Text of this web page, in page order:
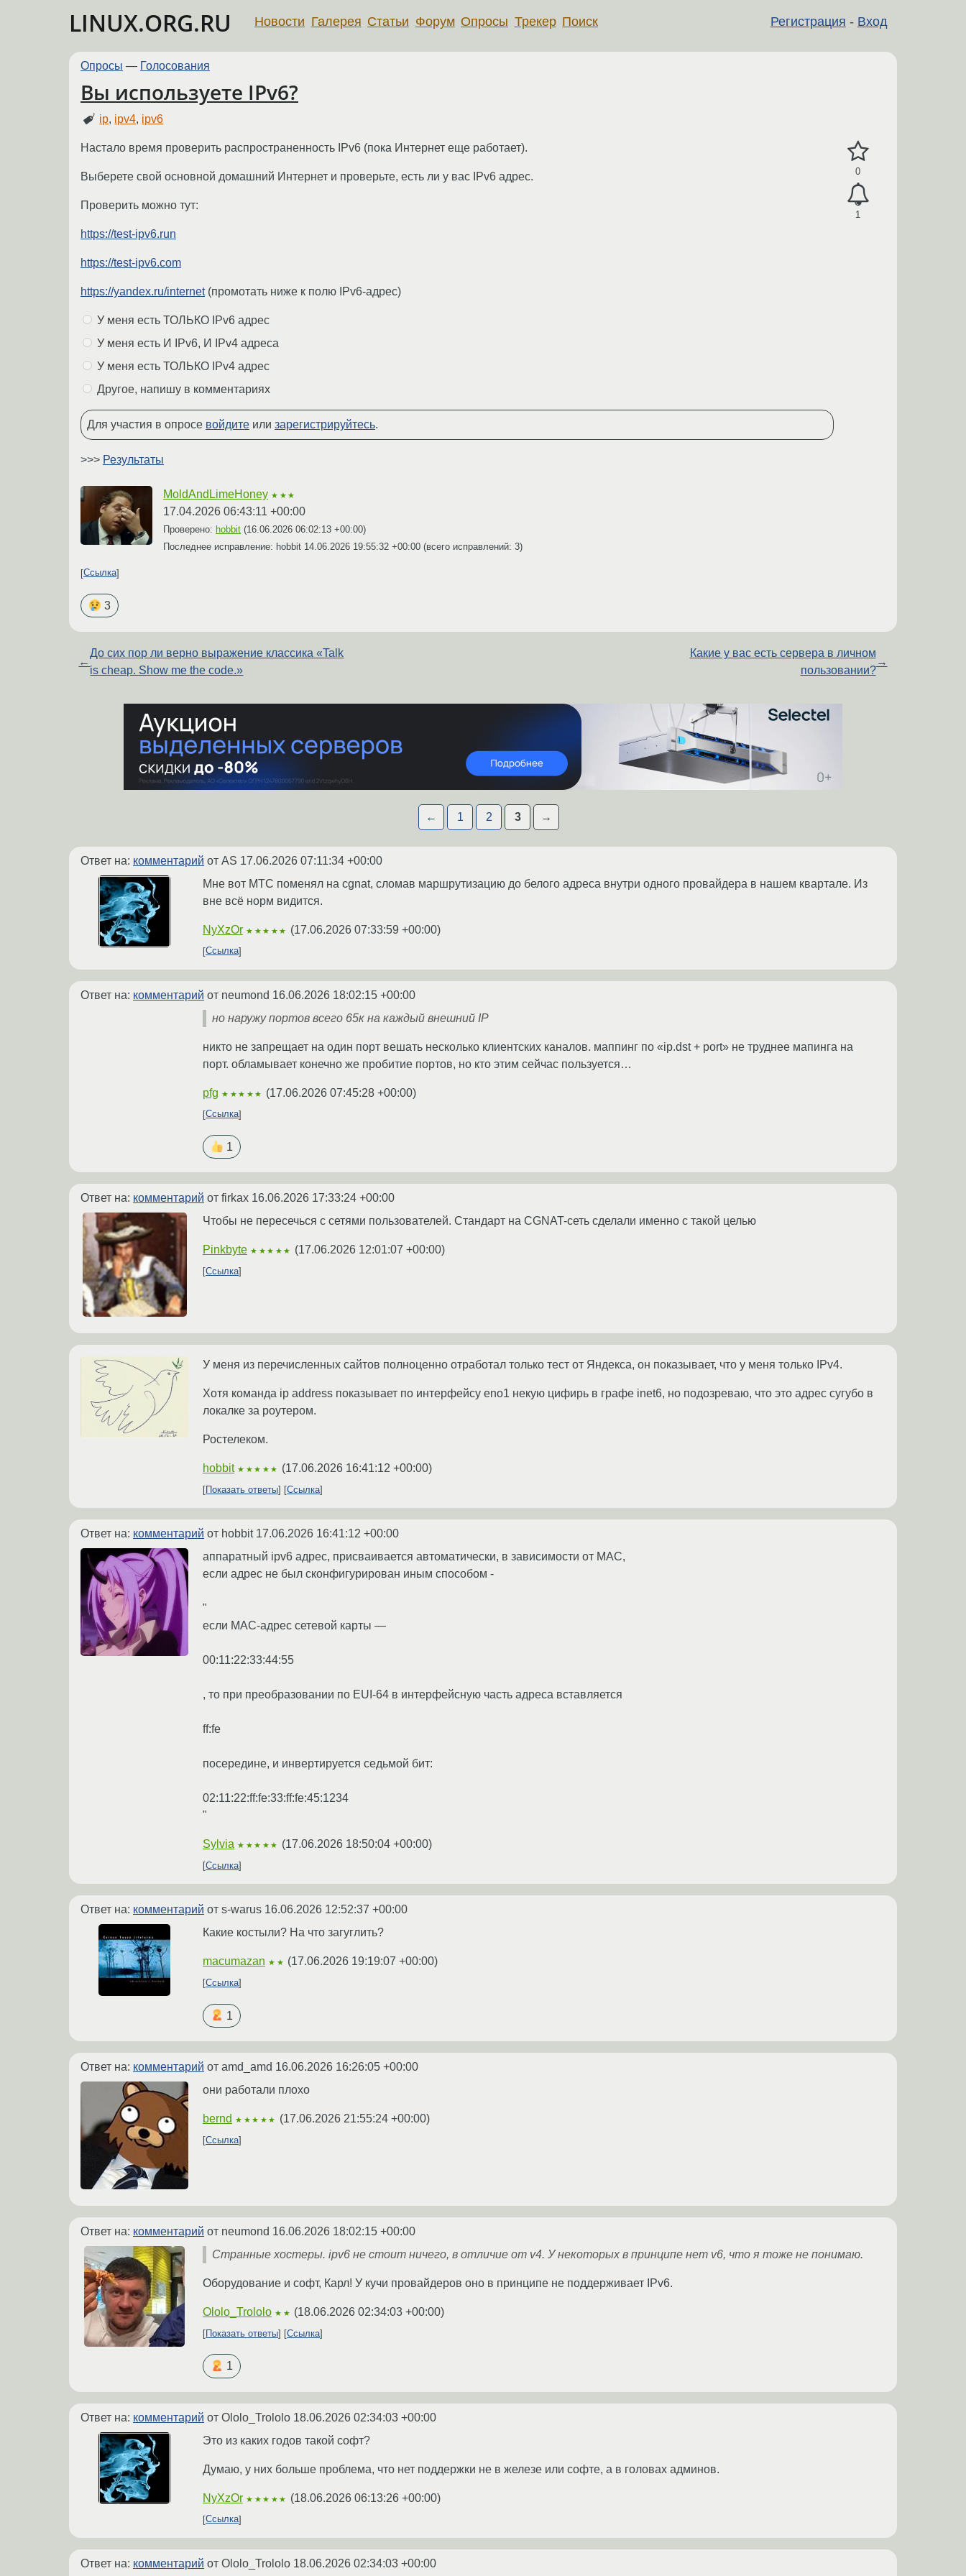
LINUX.ORG.RU Регистрация - Вход
Новости Галерея Статьи Форум Опросы Трекер Поиск
Опросы — Голосования
Вы используете IPv6?
ip, ipv4, ipv6
0
1
Настало время проверить распространенность IPv6 (пока Интернет еще работает).
Выберете свой основной домашний Интернет и проверьте, есть ли у вас IPv6 адрес.
Проверить можно тут:
https://test-ipv6.run
https://test-ipv6.com
https://yandex.ru/internet(промотать ниже к полю IPv6-адрес)
У меня есть ТОЛЬКО IPv6 адрес
У меня есть И IPv6, И IPv4 адреса
У меня есть ТОЛЬКО IPv4 адрес
Другое, напишу в комментариях
Для участия в опросе войдите или зарегистрируйтесь.
>>> Результаты
MoldAndLimeHoney ★★★
17.04.2026 06:43:11 +00:00
Проверено: hobbit (16.06.2026 06:02:13 +00:00)
Последнее исправление: hobbit 14.06.2026 19:55:32 +00:00 (всего исправлений: 3)
Ссылка
3
←
До сих пор ли верно выражение классика «Talk
is cheap. Show me the code.»
Какие у вас есть сервера в личном
пользовании?
→
← 1 2 3 →
Ответ на: комментарий от AS 17.06.2026 07:11:34 +00:00
Мне вот МТС поменял на cgnat, сломав маршрутизацию до белого адреса внутри одного провайдера в нашем квартале. Из
вне всё норм видится.
NyXzOr ★★★★★ (17.06.2026 07:33:59 +00:00)
Ссылка
Ответ на: комментарий от neumond 16.06.2026 18:02:15 +00:00
но наружу портов всего 65к на каждый внешний IP
никто не запрещает на один порт вешать несколько клиентских каналов. маппинг по «ip.dst + port» не труднее мапинга на
порт. обламывает конечно же пробитие портов, но кто этим сейчас пользуется…
pfg ★★★★★ (17.06.2026 07:45:28 +00:00)
Ссылка
1
Ответ на: комментарий от firkax 16.06.2026 17:33:24 +00:00
Чтобы не пересечься с сетями пользователей. Стандарт на CGNAT-сеть сделали именно с такой целью
Pinkbyte ★★★★★ (17.06.2026 12:01:07 +00:00)
Ссылка
У меня из перечисленных сайтов полноценно отработал только тест от Яндекса, он показывает, что у меня только IPv4.
Хотя команда ip address показывает по интерфейсу eno1 некую цифирь в графе inet6, но подозреваю, что это адрес сугубо в
локалке за роутером.
Ростелеком.
hobbit ★★★★★ (17.06.2026 16:41:12 +00:00)
Показать ответы Ссылка
Ответ на: комментарий от hobbit 17.06.2026 16:41:12 +00:00
аппаратный ipv6 адрес, присваивается автоматически, в зависимости от MAC,
если адрес не был сконфигурирован иным способом -
"
если MAC-адрес сетевой карты —
00:11:22:33:44:55
, то при преобразовании по EUI-64 в интерфейсную часть адреса вставляется
ff:fe
посередине, и инвертируется седьмой бит:
02:11:22:ff:fe:33:ff:fe:45:1234
"
Sylvia ★★★★★ (17.06.2026 18:50:04 +00:00)
Ссылка
Ответ на: комментарий от s-warus 16.06.2026 12:52:37 +00:00
Какие костыли? На что загуглить?
macumazan ★★ (17.06.2026 19:19:07 +00:00)
Ссылка
1
Ответ на: комментарий от amd_amd 16.06.2026 16:26:05 +00:00
они работали плохо
bernd ★★★★★ (17.06.2026 21:55:24 +00:00)
Ссылка
Ответ на: комментарий от neumond 16.06.2026 18:02:15 +00:00
Странные хостеры. ipv6 не стоит ничего, в отличие от v4. У некоторых в принципе нет v6, что я тоже не понимаю.
Оборудование и софт, Карл! У кучи провайдеров оно в принципе не поддерживает IPv6.
Ololo_Trololo ★★ (18.06.2026 02:34:03 +00:00)
Показать ответы Ссылка
1
Ответ на: комментарий от Ololo_Trololo 18.06.2026 02:34:03 +00:00
Это из каких годов такой софт?
Думаю, у них больше проблема, что нет поддержки не в железе или софте, а в головах админов.
NyXzOr ★★★★★ (18.06.2026 06:13:26 +00:00)
Ссылка
Ответ на: комментарий от Ololo_Trololo 18.06.2026 02:34:03 +00:00